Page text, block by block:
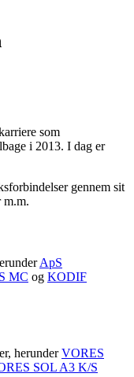
som
i 2013. I dag er
gennem sit
m.m.
ApS
MC og KODIF
herunderVORES
SOL A3 K/S